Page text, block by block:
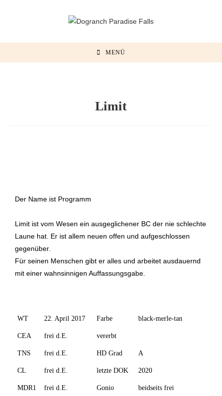
MENÜ
Limit
Der Name ist Programm
Limit ist vom Wesen ein ausgeglichener BC der nie schlechte
Laune hat. Er ist allem neuen offen und aufgeschlossen
gegenüber.
Für seinen Menschen gibt er alles und arbeitet ausdauernd
mit einer wahnsinnigen Auffassungsgabe.
WT 22. April 2017 Farbe black-merle-tan
CEA frei d.E. vererbt
TNS frei d.E. HD Grad A
CL frei d.E. letzte DOK 2020
MDR1 frei d.E. Gonio beidseits frei